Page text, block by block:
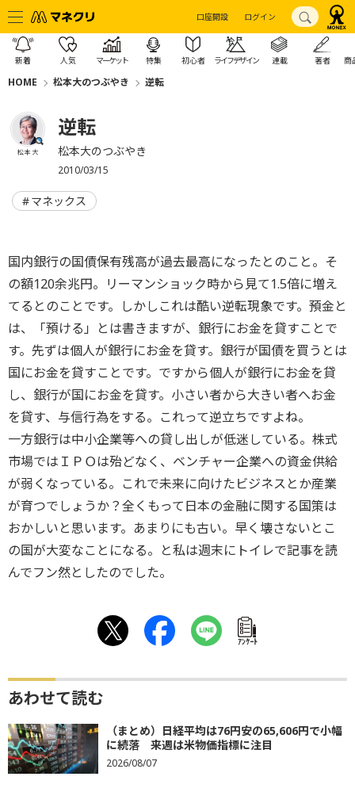
口座開設 ログイン
新着 人気 マーケット 特集 初心者 ライフデザイン 連載 著者 商
HOME 松本大のつぶやき 逆転
松本 大
逆転
松本大のつぶやき
2010/03/15
マネックス
国内銀行の国債保有残高が過去最高になったとのこと。そ
の額120余兆円。リーマンショック時から見て1.5倍に増え
てるとのことです。しかしこれは酷い逆転現象です。預金と
は、「預ける」とは書きますが、銀行にお金を貸すことで
す。先ずは個人が銀行にお金を貸す。銀行が国債を買うとは
国にお金を貸すことです。ですから個人が銀行にお金を貸
し、銀行が国にお金を貸す。小さい者から大きい者へお金
を貸す、与信行為をする。これって逆立ちですよね。
一方銀行は中小企業等への貸し出しが低迷している。株式
市場ではＩＰＯは殆どなく、ベンチャー企業への資金供給
が弱くなっている。これで未来に向けたビジネスとか産業
が育つでしょうか？全くもって日本の金融に関する国策は
おかしいと思います。あまりにも古い。早く壊さないとこ
の国が大変なことになる。と私は週末にトイレで記事を読
んでフン然としたのでした。
ｱﾝｹｰﾄ
あわせて読む
（まとめ）日経平均は76円安の65,606円で小幅
に続落 来週は米物価指標に注目
2026/08/07